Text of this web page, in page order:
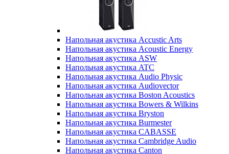
Напольная акустика Accustic Arts
Напольная акустика Acoustic Energy
Напольная акустика ASW
Напольная акустика ATC
Напольная акустика Audio Physic
Напольная акустика Audiovector
Напольная акустика Boston Acoustics
Напольная акустика Bowers & Wilkins
Напольная акустика Bryston
Напольная акустика Burmester
Напольная акустика CABASSE
Напольная акустика Cambridge Audio
Напольная акустика Canton